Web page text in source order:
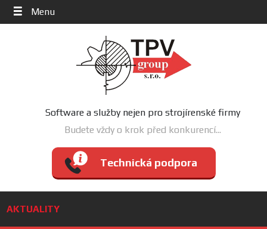
Menu
Software a služby nejen pro strojírenské firmy
Budete vždy o krok před konkurencí...
Technická podpora
AKTUALITY